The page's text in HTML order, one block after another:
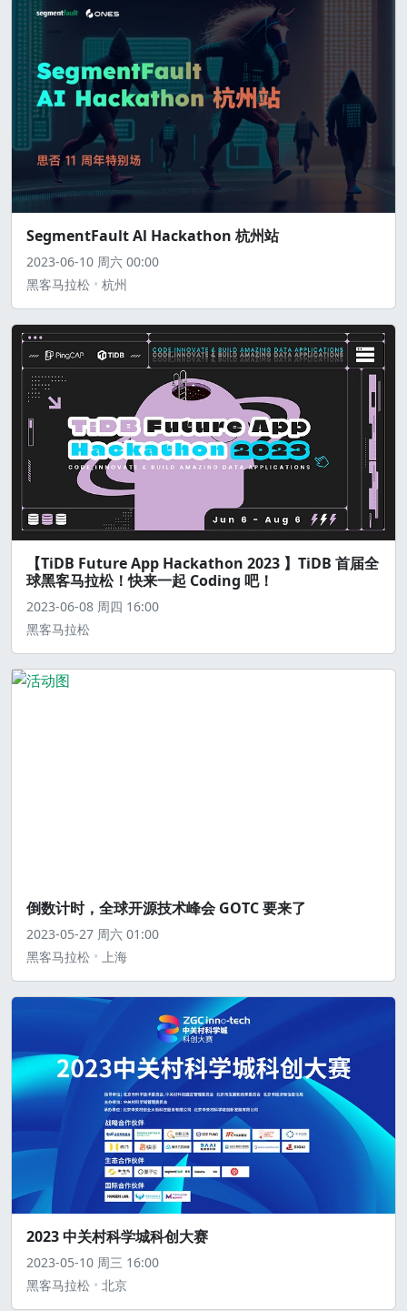
SegmentFault Al Hackathon 杭州站
2023-06-10 周六 00:00
黑客马拉松
杭州
【TiDB Future App Hackathon 2023 】TiDB 首届全
球黑客马拉松！快来一起 Coding 吧！
2023-06-08 周四 16:00
黑客马拉松
倒数计时，全球开源技术峰会 GOTC 要来了
2023-05-27 周六 01:00
黑客马拉松
上海
2023 中关村科学城科创大赛
2023-05-10 周三 16:00
黑客马拉松
北京